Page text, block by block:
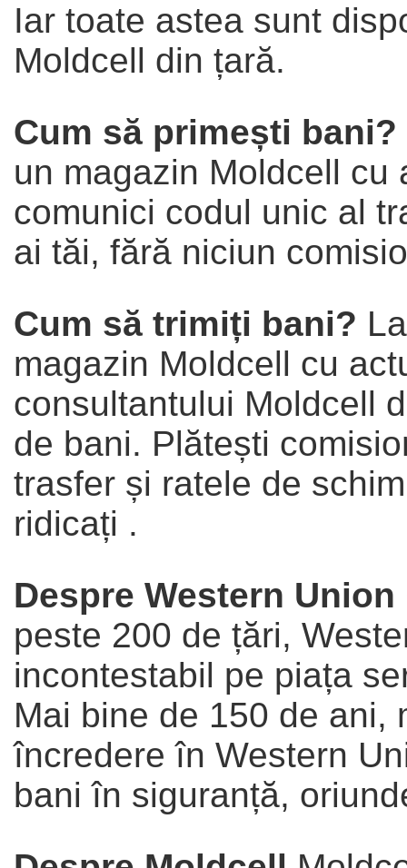
Iar toate astea sunt
Moldcell din țară.
Cum să primești bani?
un magazin Moldcell cu
comunici codul unic al
ai tăi, fără niciun
Cum să trimiți bani?
magazin Moldcell cu
consultantului Moldcell
de bani. Plătești
trasfer și ratele de
ridicați .
Despre Western Union
peste 200 de țări,
incontestabil pe piața
Mai bine de 150 de ani,
încredere în Western
bani în siguranță,